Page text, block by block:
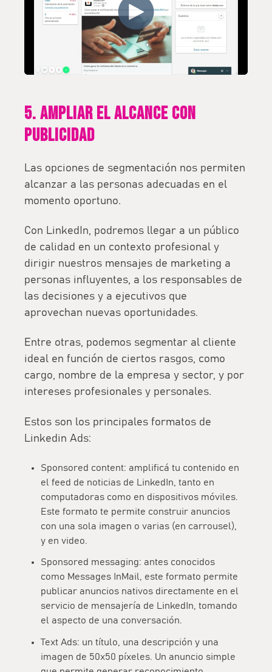
5. Ampliar el alcance con
publicidad
Las opciones de segmentación nos permiten
alcanzar a las personas adecuadas en el
momento oportuno.
Con LinkedIn, podremos llegar a un público
de calidad en un contexto profesional y
dirigir nuestros mensajes de marketing a
personas influyentes, a los responsables de
las decisiones y a ejecutivos que
aprovechan nuevas oportunidades.
Entre otras, podemos segmentar al cliente
ideal en función de ciertos rasgos, como
cargo, nombre de la empresa y sector, y por
intereses profesionales y personales.
Estos son los principales formatos de
Linkedin Ads:
Sponsored content: amplificá tu contenido en
elfeed de noticias de LinkedIn, tanto en
computadoras como en dispositivos móviles.
Este formato te permite construir anuncios
con una sola imagen o varias (en carrousel),
y en video.
Sponsored messaging: antes conocidos
como Messages InMail, este formato permite
publicar anuncios nativos directamente en el
servicio de mensajería de LinkedIn, tomando
el aspecto de una conversación.
Text Ads: un título, una descripción y una
imagen de 50x50 píxeles. Un anuncio simple